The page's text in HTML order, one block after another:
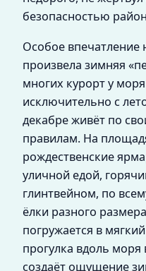
безопасностью
Особое впечатление
произвела зимняя
многих курорт у
исключительно с
декабре живёт по
правилам. На
рождественские
уличной едой,
глинтвейном, по
ёлки разного
погружается в
прогулка вдоль
создаёт ощущение